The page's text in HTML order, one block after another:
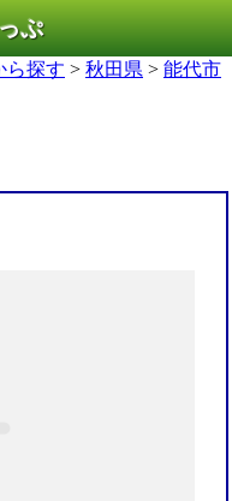
ぷ
ら探す > 秋田県 > 能代市